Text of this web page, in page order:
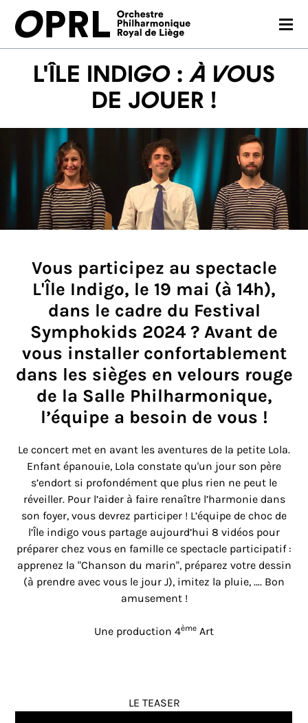
CONCERTS
ORCHESTRA
PRACTICAL
MEDIA
FR EN
L'Île Indigo : À vous
de jouer !
Vous participez au spectacle
L'Île Indigo, le 19 mai (à 14h),
dans le cadre du Festival
Symphokids 2024 ? Avant de
vous installer confortablement
dans les sièges en velours rouge
de la Salle Philharmonique,
l’équipe a besoin de vous !
Le concert met en avant les aventures de la petite Lola.
Enfant épanouie, Lola constate qu'un jour son père
s’endort si profondément que plus rien ne peut le
réveiller. Pour l’aider à faire renaître l’harmonie dans
son foyer, vous devrez participer ! L’équipe de choc de
l’Île indigo vous partage aujourd’hui 8 vidéos pour
préparer chez vous en famille ce spectacle participatif :
apprenez la "Chanson du marin", préparez votre dessin
(à prendre avec vous le jour J), imitez la pluie, …. Bon
amusement !
Une production 4ème Art
LE TEASER